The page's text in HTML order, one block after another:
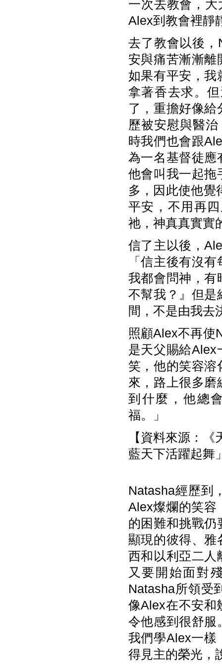
一次去教會，
Alex到教會裡靜
去了教會以後
安與痛苦漸漸離
如果有平安，我
拿著香去求。
了，重擔好像
歷被安慰與醫
時我們也會跟
為一名基督徒應
他會叫我一起拖
多，因此使他覺
平安，不用再
祂，神真真實實
信了主以後，
「信主後有沒
我都會問神，有
不幫我？』但是
間，不是由我去
照顧Alex不再使
是天父賜給Alex
笑，他的笑容溶
來，路上很多磨
到什麼，他總
福。」
【資料來源：
藍天下活躍起舞
Natasha經歷到
Alex燦爛的笑容
的困難和挑戰仍
顯現的彼得、雅
西和以利亞二人
又要開始面對
Natasha所領受
像Alex在不安和
令他感到很舒服
我們學Alex一樣
得見主的榮光，